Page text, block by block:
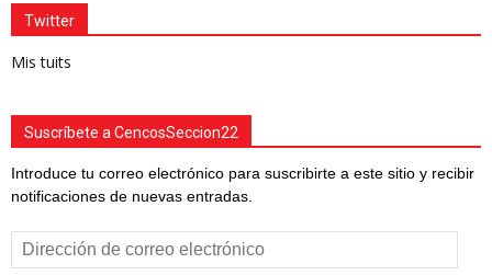
Twitter
Mis tuits
Suscríbete a CencosSeccion22
Introduce tu correo electrónico para suscribirte a este sitio y recibir
notificaciones de nuevas entradas.
Dirección
de